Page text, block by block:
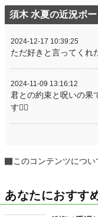
須木 水夏の近況ボ
2024-12-17 10:39:25
ただ好きと言ってくれ
2024-11-09 13:16:12
君との約束と呪いの果
す🙇‍♀️
このコンテンツについ
あなたにおすす